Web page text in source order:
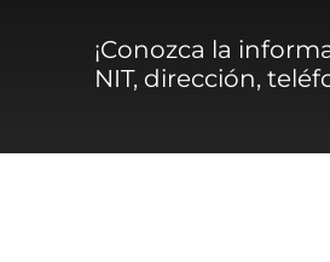
¡Conozca la
NIT, dirección,